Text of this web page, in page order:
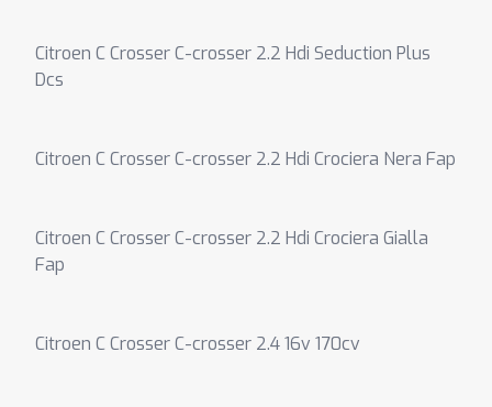
Citroen C Crosser C-crosser 2.2 Hdi Seduction Plus
Dcs
Citroen C Crosser C-crosser 2.2 Hdi Crociera Nera Fap
Citroen C Crosser C-crosser 2.2 Hdi Crociera Gialla
Fap
Citroen C Crosser C-crosser 2.4 16v 170cv